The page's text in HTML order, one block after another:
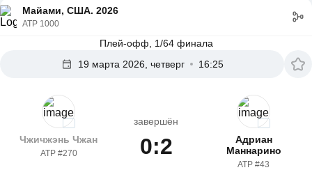
Майами, США. 2026
ATP 1000
Плей-офф, 1/64 финала
19 марта 2026, четверг
16:25
Чжичжэнь Чжан
ATP #270
завершён
0:2
Адриан
Маннарино
ATP #43